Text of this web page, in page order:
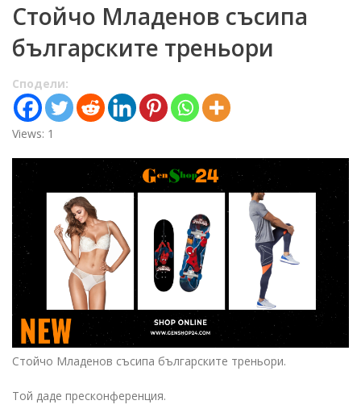
Стойчо Младенов съсипа
българските треньори
Сподели:
Views: 1
Стойчо Младенов съсипа българските треньори.
Той даде пресконференция.